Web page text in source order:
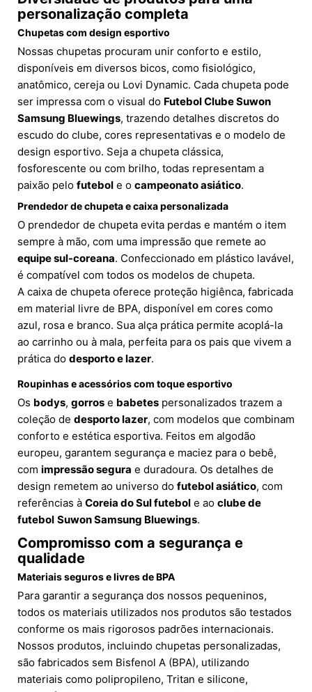
personalização completa
Chupetas com design esportivo
Nossas chupetas procuram unir conforto e estilo,
disponíveis em diversos bicos, como fisiológico,
anatômico, cereja ou Lovi Dynamic. Cada chupeta pode
ser impressa com o visual do Futebol Clube Suwon
Samsung Bluewings, trazendo detalhes discretos do
escudo do clube, cores representativas e o modelo de
design esportivo. Seja a chupeta clássica,
fosforescente ou com brilho, todas representam a
paixão pelo futebol e o campeonato asiático.
Prendedor de chupeta e caixa personalizada
O prendedor de chupeta evita perdas e mantém o item
sempre à mão, com uma impressão que remete ao
equipe sul-coreana. Confeccionado em plástico lavável,
é compatível com todos os modelos de chupeta.
A caixa de chupeta oferece proteção higiênca, fabricada
em material livre de BPA, disponível em cores como
azul, rosa e branco. Sua alça prática permite acoplá-la
ao carrinho ou à mala, perfeita para os pais que vivem a
prática do desporto e lazer.
Roupinhas e acessórios com toque esportivo
Os bodys, gorros e babetes personalizados trazem a
coleção de desporto lazer, com modelos que combinam
conforto e estética esportiva. Feitos em algodão
europeu, garantem segurança e maciez para o bebê,
com impressão segura e duradoura. Os detalhes de
design remetem ao universo do futebol asiático, com
referências à Coreia do Sul futebol e ao clube de
futebol Suwon Samsung Bluewings.
Compromisso com a segurança e
qualidade
Materiais seguros e livres de BPA
Para garantir a segurança dos nossos pequeninos,
todos os materiais utilizados nos produtos são testados
conforme os mais rigorosos padrões internacionais.
Nossos produtos, incluindo chupetas personalizadas,
são fabricados sem Bisfenol A (BPA), utilizando
materiais como polipropileno, Tritan e silicone,